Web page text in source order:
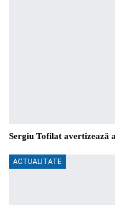
Sergiu Tofilat
ACTUALITATE